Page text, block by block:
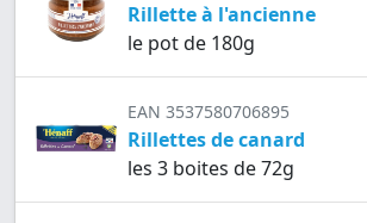
Rillette à l'ancienne
le pot de 180g
EAN 3537580706895
Rillettes de canard
les 3 boites de 72g